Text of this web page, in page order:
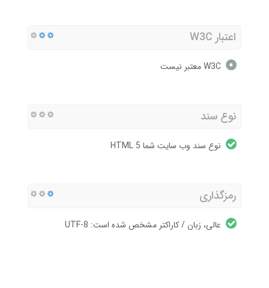
اعتبار W3C
W3C معتبر نیست
نوع سند
نوع سند وب سایت شما HTML 5
رمزگذاری
عالی، زبان / کاراکتر مشخص شده است: UTF-8